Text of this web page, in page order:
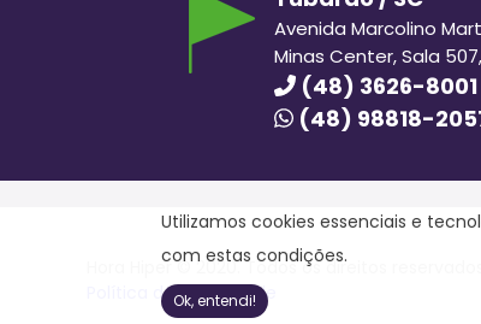
Avenida Marcolino
Minas Center, Sala
(48) 3626-8001
(48) 98818-
Hora Hiper © 2020. Todos os direitos reservados.
Política de Privacidade
Utilizamos cookies essenciais e
com estas condições.
Ok, entendi!